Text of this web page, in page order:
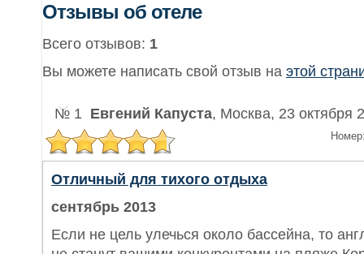
Отзывы об отеле
Всего отзывов: 1
Вы можете написать свой отзыв на этой
№ 1 Евгений Капуста, Москва, 23 октября
Отличный для тихого отдыха
сентябрь 2013
Если не цель улечься около бассейна, то